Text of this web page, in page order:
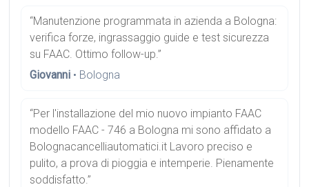
“Manutenzione programmata in azienda a Bologna:
verifica forze, ingrassaggio guide e test sicurezza
su FAAC. Ottimo follow-up.”
Giovanni • Bologna
“Per l'installazione del mio nuovo impianto FAAC
modello FAAC - 746 a Bologna mi sono affidato a
Bolognacancelliautomatici.it Lavoro preciso e
pulito, a prova di pioggia e intemperie. Pienamente
soddisfatto.”